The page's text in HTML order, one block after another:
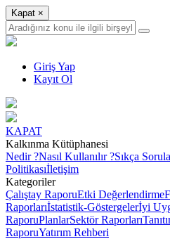
Kapat ×
Giriş Yap
Kayıt Ol
KAPAT
Kalkınma Kütüphanesi
Nedir ?Nasıl Kullanılır ?Sıkça
Politikasıİletişim
Kategoriler
Çalıştay RaporuEtki Değerlendirme
Raporlarıİstatistik-Göstergelerİyi
RaporuPlanlarSektör Raporları
RaporuYatırım Rehberi